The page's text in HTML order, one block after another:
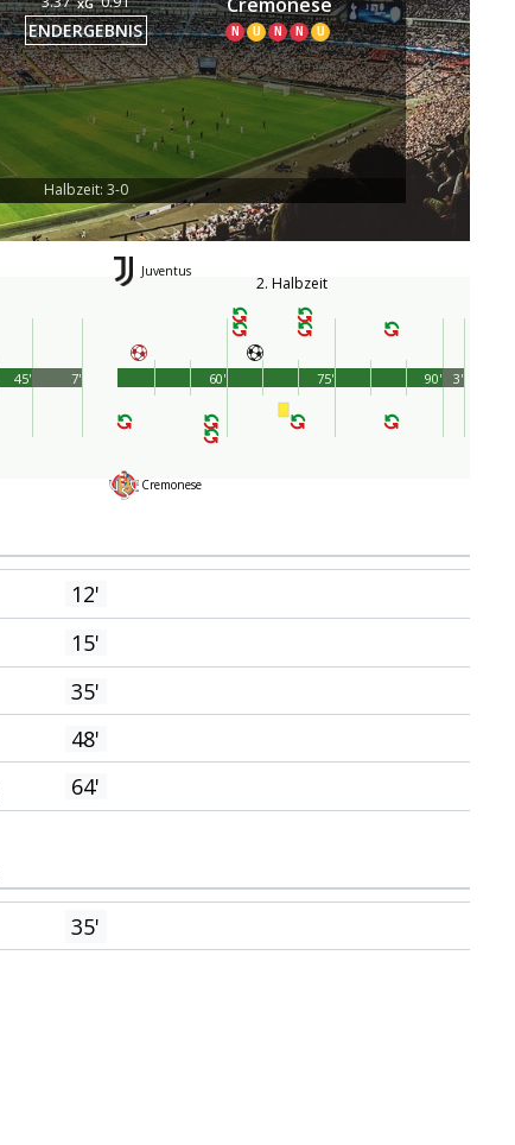
ENDERGEBNIS N U N N U
Halbzeit: 3-0
45' 7'
Juventus
2. Halbzeit
Cremonese
90'
60' 75' 3'
12'
15'
35'
48'
64'
35'